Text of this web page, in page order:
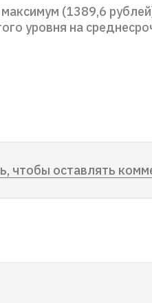
(1389,6
уровня на
чтобы оставлять